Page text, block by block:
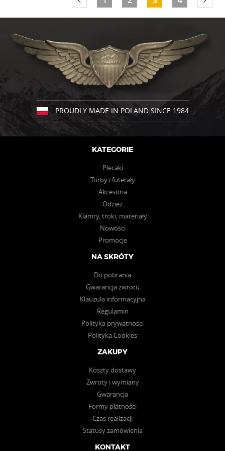
PROUDLY MADE IN POLAND SINCE 1984
KATEGORIE
Plecaki
Torby i futerały
Akcesoria
Odzież
Klamry, troki, materiały
Nowości
Promocje
NA SKRÓTY
Do pobrania
Gwarancja zwrotu
Klauzula informacyjna
Regulamin
Polityka prywatności
Polityka Cookies
ZAKUPY
Koszty dostawy
Zwroty i wymiany
Gwarancja
Formy płatności
Czas realizacji
Statusy zamówienia
KONTAKT